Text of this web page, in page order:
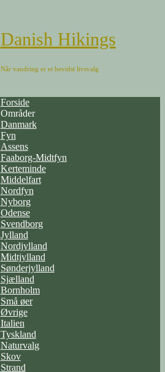
Danish Hikings
Når vandring er et bevidst livsvalg
Forside
Områder
Danmark
Fyn
Assens
Faaborg-Midtfyn
Kerteminde
Middelfart
Nordfyn
Nyborg
Odense
Svendborg
Jylland
Nordjylland
Midtjylland
Sønderjylland
Sjælland
Bornholm
Små øer
Øvrige
Italien
Tyskland
Naturvalg
Skov
Strand